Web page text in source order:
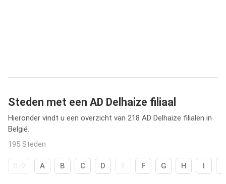
Steden met een AD Delhaize filiaal
Hieronder vindt u een overzicht van 218 AD Delhaize filialen in
België.
195 Steden
A B C D F G H I